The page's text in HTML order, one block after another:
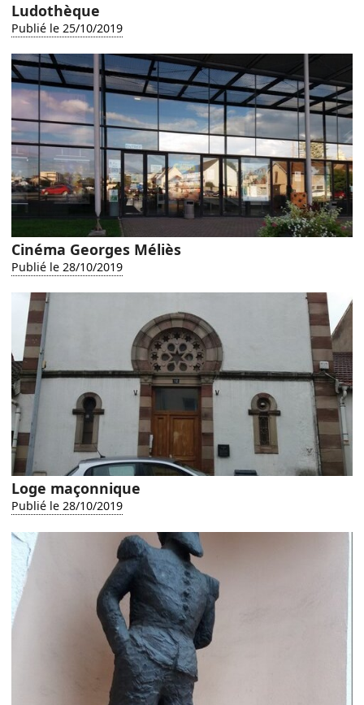
Ludothèque
Publié le 25/10/2019
Cinéma Georges Méliès
Publié le 28/10/2019
Loge maçonnique
Publié le 28/10/2019